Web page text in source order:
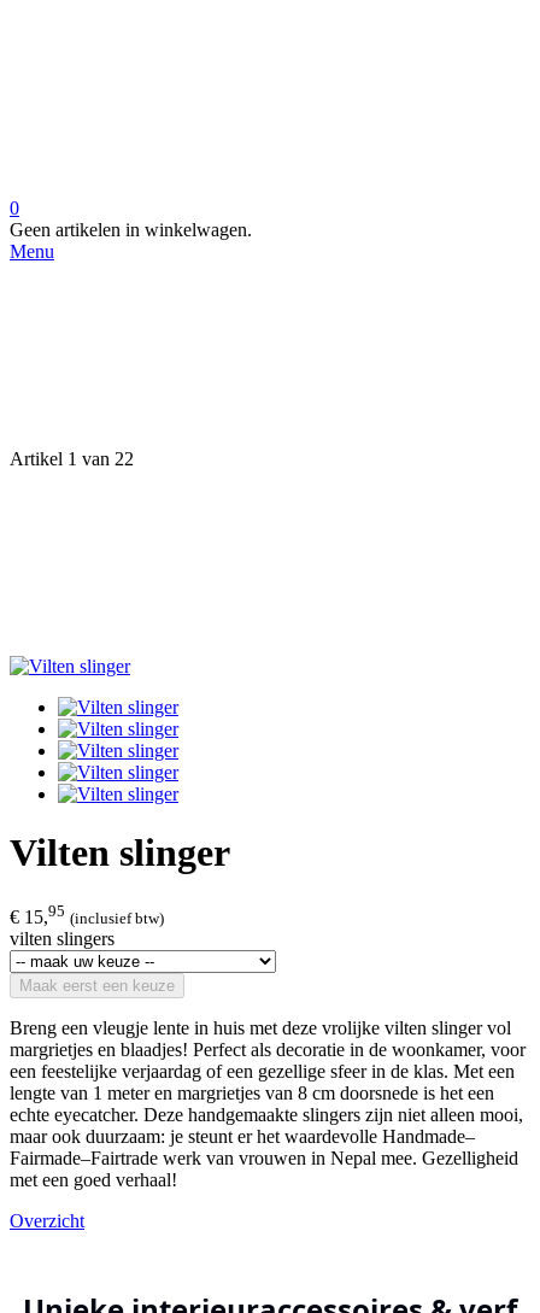
0
Geen artikelen in winkelwagen.
Menu
Artikel 1 van 22
Vilten slinger
€ 15,95 (inclusief btw)
vilten slingers
Maak eerst een keuze
Breng een vleugje lente in huis met deze vrolijke vilten slinger vol
margrietjes en blaadjes! Perfect als decoratie in de woonkamer, voor
een feestelijke verjaardag of een gezellige sfeer in de klas. Met een
lengte van 1 meter en margrietjes van 8 cm doorsnede is het een
echte eyecatcher. Deze handgemaakte slingers zijn niet alleen mooi,
maar ook duurzaam: je steunt er het waardevolle Handmade–
Fairmade–Fairtrade werk van vrouwen in Nepal mee. Gezelligheid
met een goed verhaal!
Overzicht